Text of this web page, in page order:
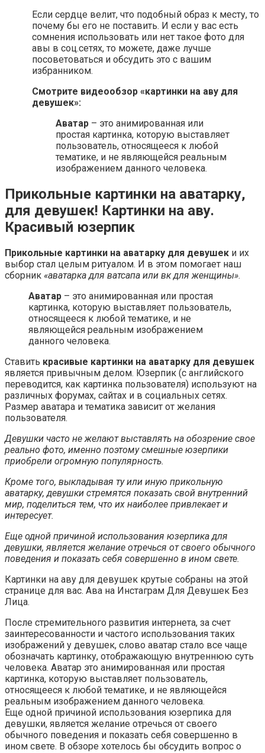
Если сердце велит, что подобный образ к месту, то
почему бы его не поставить. И если у вас есть
сомнения использовать или нет такое фото для
авы в соц.сетях, то можете, даже лучше
посоветоваться и обсудить это с вашим
избранником.
Смотрите видеообзор «картинки на аву для
девушек»:
Аватар – это анимированная или
простая картинка, которую выставляет
пользователь, относящееся к любой
тематике, и не являющейся реальным
изображением данного человека.
Прикольные картинки на аватарку,
для девушек! Картинки на аву.
Красивый юзерпик
Прикольные картинки на аватарку для девушек и их
выбор стал целым ритуалом. И в этом помогает наш
сборник «аватарка для ватсапа или вк для женщины».
Аватар – это анимированная или простая
картинка, которую выставляет пользователь,
относящееся к любой тематике, и не
являющейся реальным изображением
данного человека.
Ставить красивые картинки на аватарку для девушек
является привычным делом. Юзерпик (с английского
переводится, как картинка пользователя) используют на
различных форумах, сайтах и в социальных сетях.
Размер аватара и тематика зависит от желания
пользователя.
Девушки часто не желают выставлять на обозрение свое
реально фото, именно поэтому смешные юзерпики
приобрели огромную популярность.
Кроме того, выкладывая ту или иную прикольную
аватарку, девушки стремятся показать свой внутренний
мир, поделиться тем, что их наиболее привлекает и
интересует.
Еще одной причиной использования юзерпика для
девушки, является желание отречься от своего обычного
поведения и показать себя совершенно в ином свете.
Картинки на аву для девушек крутые собраны на этой
странице для вас. Ава на Инстаграм Для Девушек Без
Лица.
После стремительного развития интернета, за счет
заинтересованности и частого использования таких
изображений у девушек, слово аватар стало все чаще
обозначать картинку, отображающую внутреннюю суть
человека. Аватар это анимированная или простая
картинка, которую выставляет пользователь,
относящееся к любой тематике, и не являющейся
реальным изображением данного человека.
Еще одной причиной использования юзерпика для
девушки, является желание отречься от своего
обычного поведения и показать себя совершенно в
ином свете. В обзоре хотелось бы обсудить вопрос о